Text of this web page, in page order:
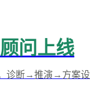
问上线
诊断→推演→方案设